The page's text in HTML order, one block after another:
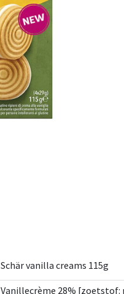
Schär vanilla creams 115g
Vanillecrème 28%